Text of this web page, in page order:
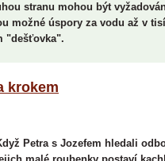
stranu mohou být
možné úspory za vodu až v
"dešťovka".
krokem
Petra s Jozefem hledali